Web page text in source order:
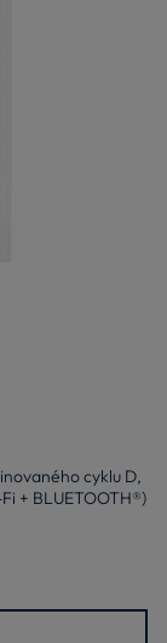
cyklu D,
+ BLUETOOTH®)